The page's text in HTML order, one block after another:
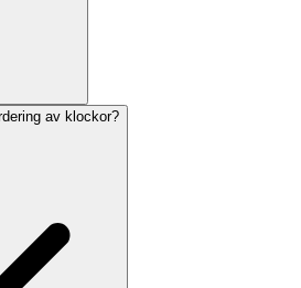
av klockor?